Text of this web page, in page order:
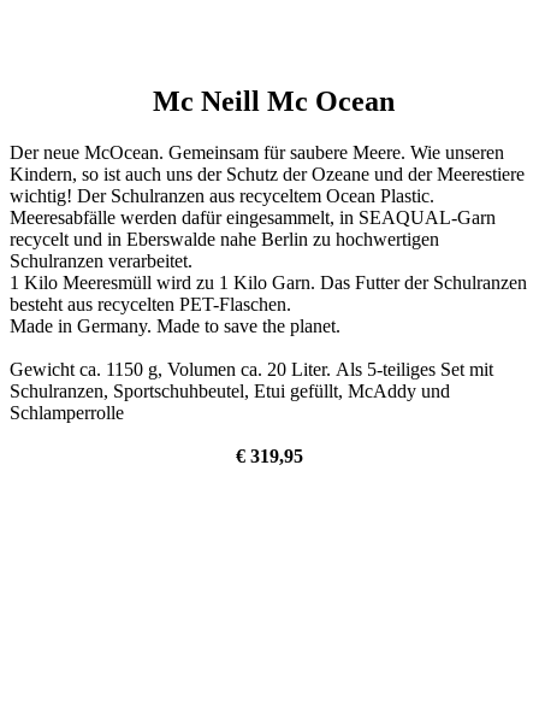
Mc Neill Mc Ocean
Der neue McOcean. Gemeinsam für saubere Meere. Wie unseren
Kindern, so ist auch uns der Schutz der Ozeane und der Meerestiere
wichtig! Der Schulranzen aus recyceltem Ocean Plastic.
Meeresabfälle werden dafür eingesammelt, in SEAQUAL-Garn
recycelt und in Eberswalde nahe Berlin zu hochwertigen
Schulranzen verarbeitet.
1 Kilo Meeresmüll wird zu 1 Kilo Garn. Das Futter der Schulranzen
besteht aus recycelten PET-Flaschen.
Made in Germany. Made to save the planet.
Gewicht ca. 1150 g, Volumen ca. 20 Liter. Als 5-teiliges Set mit
Schulranzen, Sportschuhbeutel, Etui gefüllt, McAddy und
Schlamperrolle
€ 319,95